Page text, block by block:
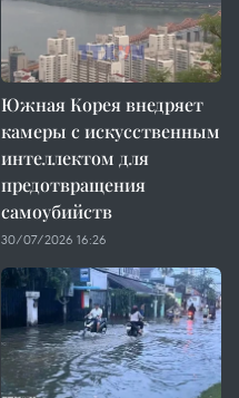
Южная Корея внедряет
камеры с искусственным
интеллектом для
предотвращения
самоубийств
30/07/2026 16:26